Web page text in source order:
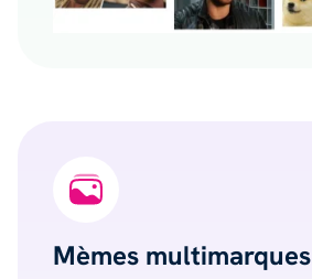
Mèmes multimarques